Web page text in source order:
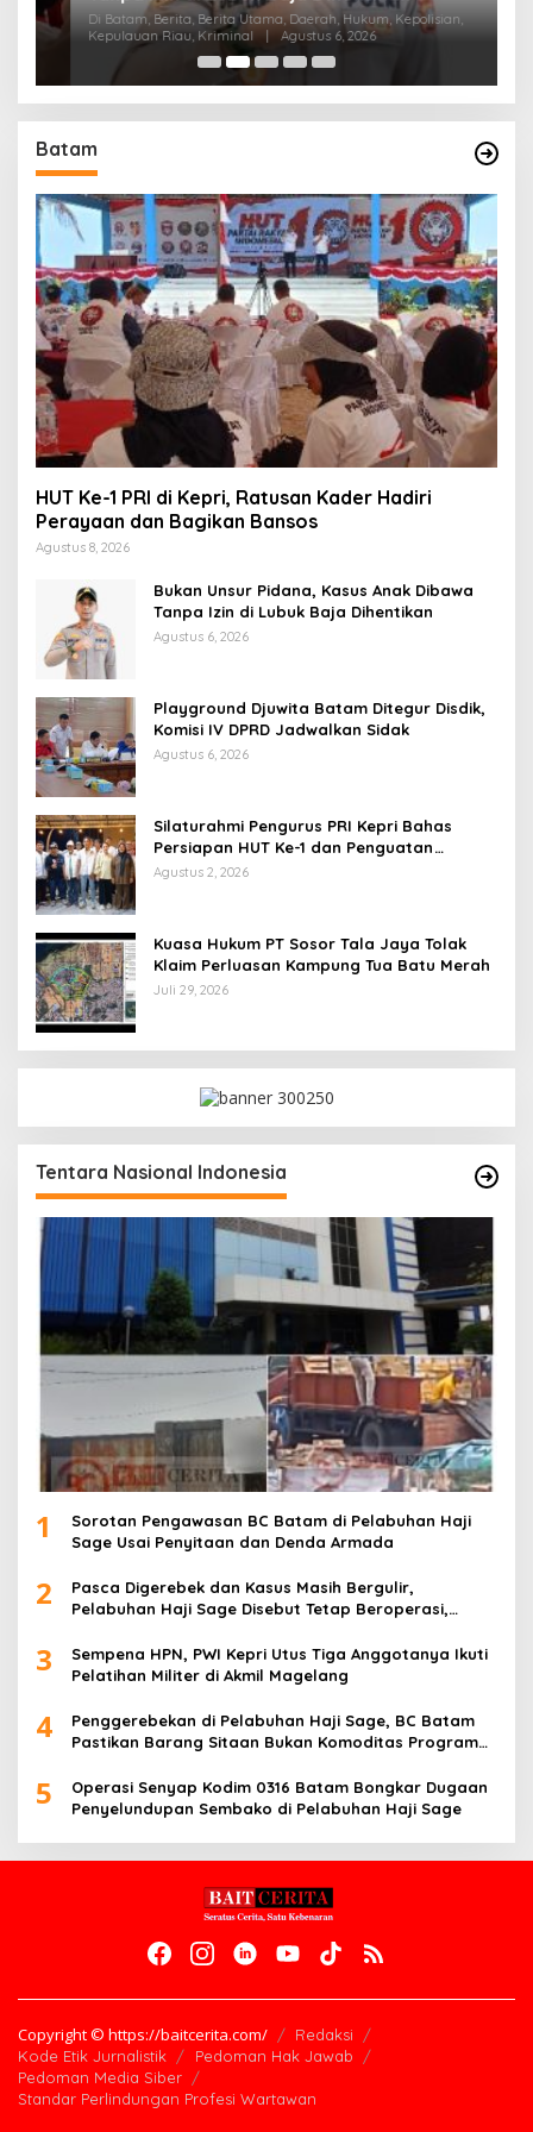
Di Batam, Berita, Berita Utama, Daerah, Hukum, Kepolisian,
Kepulauan Riau, Kriminal
| Agustus 6, 2026
Batam
HUT Ke-1 PRI di Kepri, Ratusan Kader Hadiri
Perayaan dan Bagikan Bansos
Agustus 8, 2026
Bukan Unsur Pidana, Kasus Anak Dibawa
Tanpa Izin di Lubuk Baja Dihentikan
Agustus 6, 2026
Playground Djuwita Batam Ditegur Disdik,
Komisi IV DPRD Jadwalkan Sidak
Agustus 6, 2026
Silaturahmi Pengurus PRI Kepri Bahas
Persiapan HUT Ke-1 dan Penguatan
Konsolidasi Partai
Agustus 2, 2026
Kuasa Hukum PT Sosor Tala Jaya Tolak
Klaim Perluasan Kampung Tua Batu Merah
Juli 29, 2026
Tentara Nasional Indonesia
1
Sorotan Pengawasan BC Batam di Pelabuhan Haji
Sage Usai Penyitaan dan Denda Armada
2
Pasca Digerebek dan Kasus Masih Bergulir,
Pelabuhan Haji Sage Disebut Tetap Beroperasi,
3
Sempena HPN, PWI Kepri Utus Tiga Anggotanya Ikuti
Pelatihan Militer di Akmil Magelang
4
Penggerebekan di Pelabuhan Haji Sage, BC Batam
Pastikan Barang Sitaan Bukan Komoditas Program
5
Operasi Senyap Kodim 0316 Batam Bongkar Dugaan
Penyelundupan Sembako di Pelabuhan Haji Sage
Copyright © https://baitcerita.com/
Redaksi
Kode Etik Jurnalistik
Pedoman Hak Jawab
Pedoman Media Siber
Standar Perlindungan Profesi Wartawan